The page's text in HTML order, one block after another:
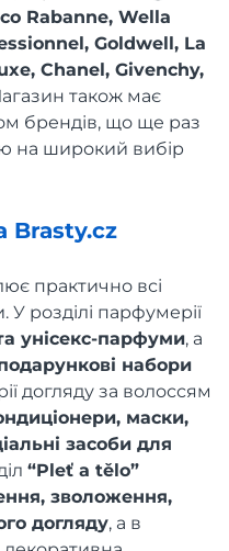
Rabanne, Wella
Goldwell, La
Chanel, Givenchy,
також має
брендів, що ще раз
на широкий вибір
Brasty.cz
практично всі
розділі парфумерії
унісекс-парфуми, а
набори
догляду за волоссям
маски,
засоби для
“Pleť a tělo”
зволоження,
догляду, а в